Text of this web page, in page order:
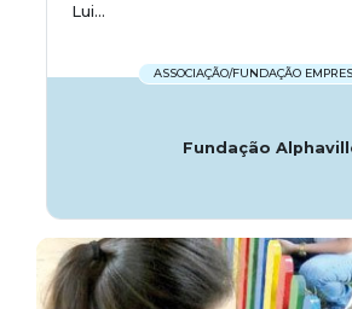
Lui...
ASSOCIAÇÃO/FUNDAÇÃO
Fundação